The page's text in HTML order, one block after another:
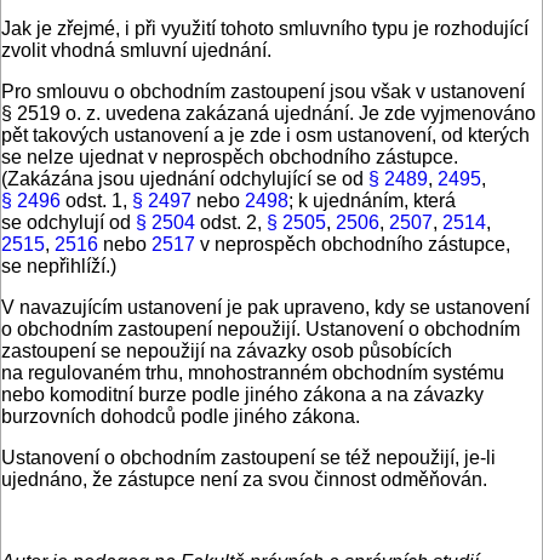
Jak je zřejmé, i při využití tohoto smluvního typu je rozhodující
zvolit vhodná smluvní ujednání.
Pro smlouvu o obchodním zastoupení jsou však v ustanovení
§ 2519 o. z. uvedena zakázaná ujednání. Je zde vyjmenováno
pět takových ustanovení a je zde i osm ustanovení, od kterých
se nelze ujednat v neprospěch obchodního zástupce.
(Zakázána jsou ujednání odchylující se od § 2489, 2495,
§ 2496 odst. 1, § 2497 nebo 2498; k ujednáním, která
se odchylují od § 2504 odst. 2, § 2505, 2506, 2507, 2514,
2515, 2516 nebo 2517 v neprospěch obchodního zástupce,
se nepřihlíží.)
V navazujícím ustanovení je pak upraveno, kdy se ustanovení
o obchodním zastoupení nepoužijí. Ustanovení o obchodním
zastoupení se nepoužijí na závazky osob působících
na regulovaném trhu, mnohostranném obchodním systému
nebo komoditní burze podle jiného zákona a na závazky
burzovních dohodců podle jiného zákona.
Ustanovení o obchodním zastoupení se též nepoužijí, je-li
ujednáno, že zástupce není za svou činnost odměňován.